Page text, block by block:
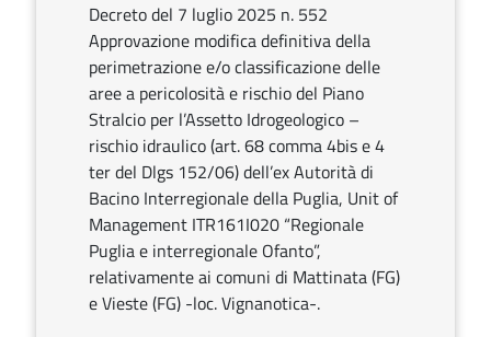
Decreto del 7 luglio 2025 n. 552
Approvazione modifica definitiva della
perimetrazione e/o classificazione delle
aree a pericolosità e rischio del Piano
Stralcio per l’Assetto Idrogeologico –
rischio idraulico (art. 68 comma 4bis e 4
ter del Dlgs 152/06) dell’ex Autorità di
Bacino Interregionale della Puglia, Unit of
Management ITR161I020 “Regionale
Puglia e interregionale Ofanto”,
relativamente ai comuni di Mattinata (FG)
e Vieste (FG) -loc. Vignanotica-.